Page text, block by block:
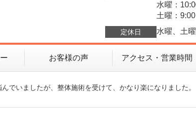
水曜：
土曜：
定休日 水曜、土
お客様の声 アクセス・営業時間
でいましたが、整体施術を受けて、かなり楽になりました。